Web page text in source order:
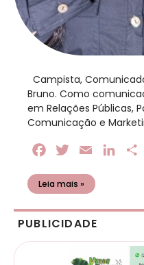
Campista,
Bruno. Como
em Relações Públicas,
Comunicação e
FacebookTwitterEmail
Leia mais »
PUBLICIDADE